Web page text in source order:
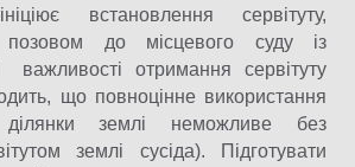
встановлення сервітуту,
позовом до місцевого суду із
важливості отримання сервітуту
що повноцінне використання
землі неможливе без
землі сусіда). Підготувати